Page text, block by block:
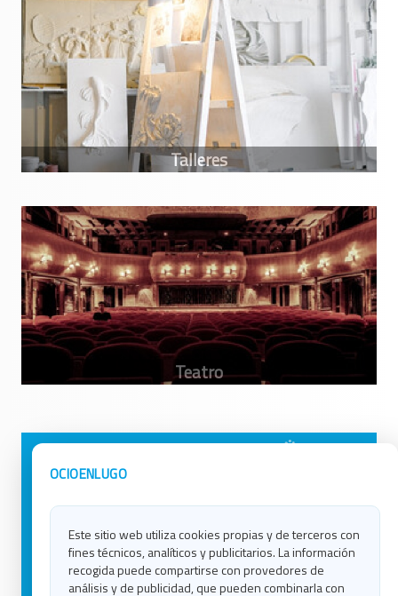
OCIOENLUGO
Este sitio web utiliza cookies propias y de terceros con
fines técnicos, analíticos y publicitarios. La información
recogida puede compartirse con provedores de
análisis y de publicidad, que pueden combinarla con
Avisos Legales
Contacto
Política de Cookies
Ocio en Lugo
Ocio en Ourense
Ocio en Pontevedra